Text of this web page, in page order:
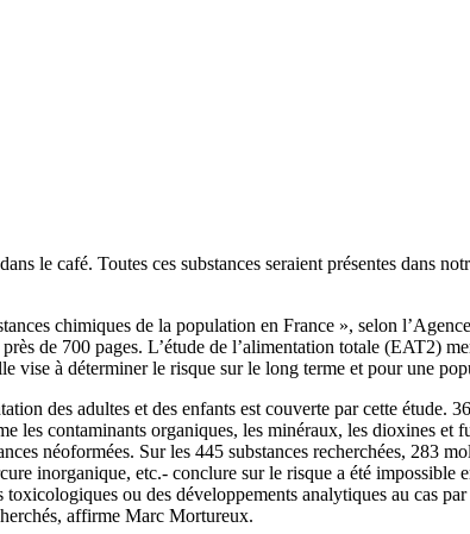
le café. Toutes ces substances seraient présentes dans
chimiques de la population en France », selon
de 700 pages. L’étude de l’alimentation totale (EAT2)
vise à déterminer le risque sur le long terme et pour une
des adultes et des enfants est couverte par cette étude.
les contaminants organiques, les minéraux, les dioxines et
néoformées. Sur les 445 substances recherchées, 283
inorganique, etc.- conclure sur le risque a été impossible
ou des développements analytiques au cas
affirme Marc Mortureux.